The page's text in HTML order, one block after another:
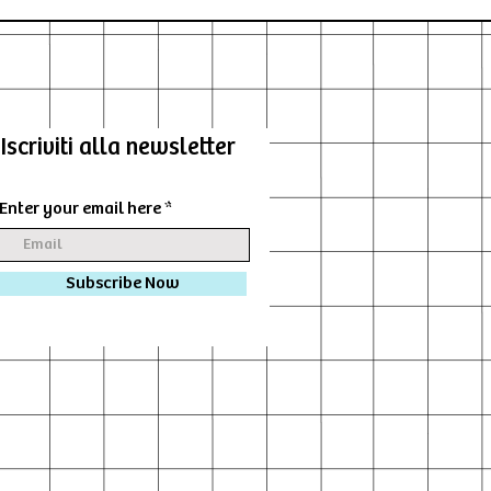
Iscriviti alla newsletter
Enter your email here
Subscribe Now